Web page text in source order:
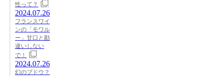
性って？
2024.07.26
フランスワイ
ンの「モワル
ー」甘口と勘
違いしない
で！
2024.07.26
幻のブドウ？